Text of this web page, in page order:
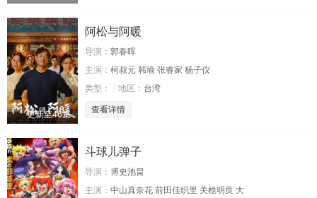
更新至46集
阿松与阿暖
导演： 郭春晖
主演： 柯叔元 韩瑜 张睿家 杨子仪
类型：
地区： 台湾
查看详情
斗球儿弹子
导演： 博史池畠
主演： 中山真奈花 前田佳织里 关根明良 大